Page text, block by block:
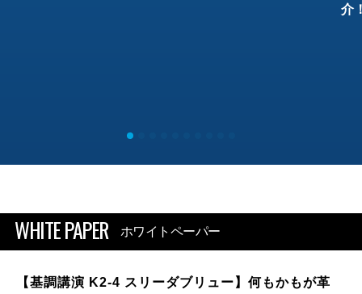
介
WHITE PAPER ホワイトペーパー
【基調講演 K2-4 スリーダブリュー】何もかもが革